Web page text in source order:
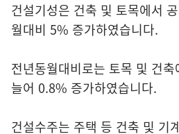
건설기성은 건축 및 토목에서
월대비 5% 증가하였습니다.
전년동월대비로는 토목 및 건
늘어 0.8% 증가하였습니다.
건설수주는 주택 등 건축 및 기